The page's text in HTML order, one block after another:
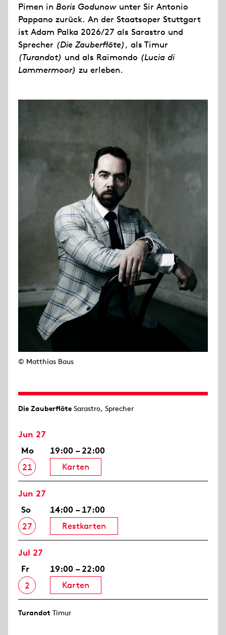
Pimen in Boris Godunow unter Sir Antonio
Pappano zurück. An der Staatsoper Stuttgart
ist Adam Palka 2026/27 als Sarastro und
Sprecher (Die Zauberflöte), als Timur
(Turandot) und als Raimondo (Lucia di
Lammermoor) zu erleben.
© Matthias Baus
Die Zauberflöte Sarastro, Sprecher
Jun 27
Mo
21
19:00 – 22:00
Karten
Jun 27
So
27
14:00 – 17:00
Restkarten
Jul 27
Fr
2
19:00 – 22:00
Karten
Turandot Timur